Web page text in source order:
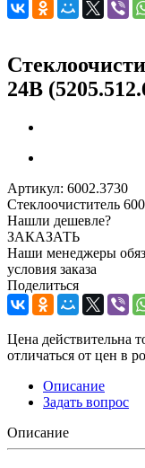
24В
Артикул: 6002.3730
Стеклоочиститель
Нашли дешевле?
ЗАКАЗАТЬ
Наши менеджеры
условия заказа
Поделиться
Цена действительна
отличаться от цен в
Описание
Задать вопрос
Описание